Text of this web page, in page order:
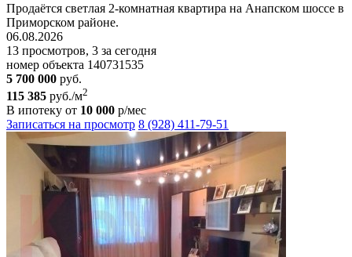
Продаётся светлая 2-комнатная квартира на Анапском шоссе в
Приморском районе.
06.08.2026
13 просмотров, 3 за сегодня
номер объекта 140731535
5 700 000 руб.
115 385 руб./м2
В ипотеку от 10 000 р/мес
Записаться на просмотр 8 (928) 411-79-51